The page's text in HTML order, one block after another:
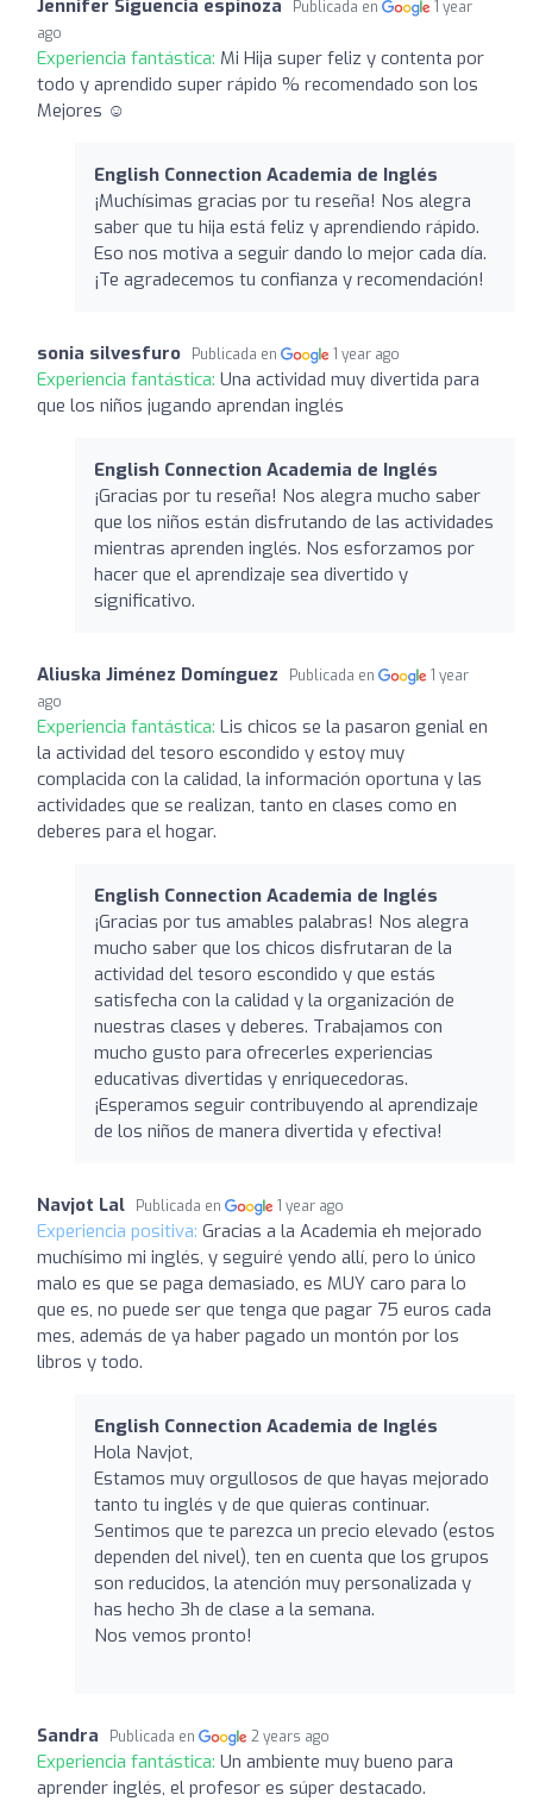
Jennifer Siguencia espinoza Publicada en
1 year
ago
Experiencia fantástica: Mi Hija super feliz y contenta por
todo y aprendido super rápido % recomendado son los
Mejores ☺️
English Connection Academia de Inglés
¡Muchísimas gracias por tu reseña! Nos alegra
saber que tu hija está feliz y aprendiendo rápido.
Eso nos motiva a seguir dando lo mejor cada día.
¡Te agradecemos tu confianza y recomendación!
sonia silvesfuro Publicada en 1 year ago
Experiencia fantástica: Una actividad muy divertida para
que los niños jugando aprendan inglés
English Connection Academia de Inglés
¡Gracias por tu reseña! Nos alegra mucho saber
que los niños están disfrutando de las actividades
mientras aprenden inglés. Nos esforzamos por
hacer que el aprendizaje sea divertido y
significativo.
Aliuska Jiménez Domínguez Publicada en
1 year
ago
Experiencia fantástica: Lis chicos se la pasaron genial en
la actividad del tesoro escondido y estoy muy
complacida con la calidad, la información oportuna y las
actividades que se realizan, tanto en clases como en
deberes para el hogar.
English Connection Academia de Inglés
¡Gracias por tus amables palabras! Nos alegra
mucho saber que los chicos disfrutaran de la
actividad del tesoro escondido y que estás
satisfecha con la calidad y la organización de
nuestras clases y deberes. Trabajamos con
mucho gusto para ofrecerles experiencias
educativas divertidas y enriquecedoras.
¡Esperamos seguir contribuyendo al aprendizaje
de los niños de manera divertida y efectiva!
Navjot Lal Publicada en 1 year ago
Experiencia positiva: Gracias a la Academia eh mejorado
muchísimo mi inglés, y seguiré yendo allí, pero lo único
malo es que se paga demasiado, es MUY caro para lo
que es, no puede ser que tenga que pagar 75 euros cada
mes, además de ya haber pagado un montón por los
libros y todo.
English Connection Academia de Inglés
Hola Navjot,
Estamos muy orgullosos de que hayas mejorado
tanto tu inglés y de que quieras continuar.
Sentimos que te parezca un precio elevado (estos
dependen del nivel), ten en cuenta que los grupos
son reducidos, la atención muy personalizada y
has hecho 3h de clase a la semana.
Nos vemos pronto!
Sandra Publicada en 2 years ago
Experiencia fantástica: Un ambiente muy bueno para
aprender inglés, el profesor es súper destacado.